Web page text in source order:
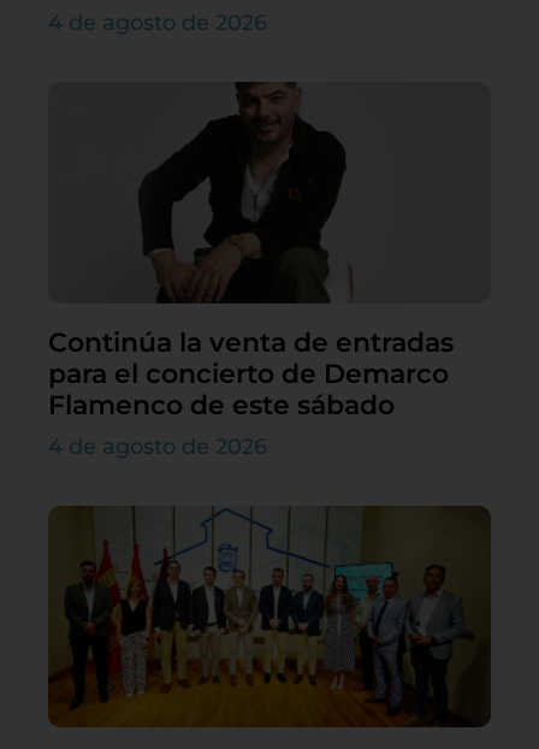
4 de agosto de 2026
Continúa la venta de entradas
para el concierto de Demarco
Flamenco de este sábado
4 de agosto de 2026